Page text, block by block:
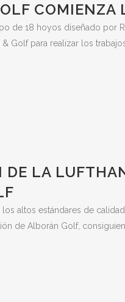
COMIENZA
de 18 hoyos diseñado por
Golf para realizar los
DE LA
altos estándares de
de Alborán Golf,